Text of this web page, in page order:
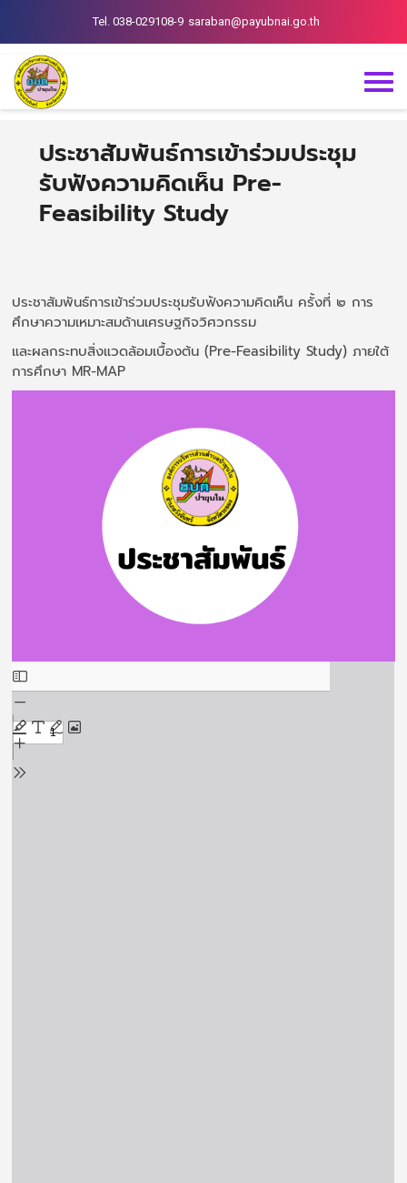
Tel. 038-029108-9 saraban@payubnai.go.th
ประชาสัมพันธ์การเข้าร่วมประชุม
รับฟังความคิดเห็น Pre-
Feasibility Study
ประชาสัมพันธ์การเข้าร่วมประชุมรับฟังความคิดเห็น ครั้งที่ ๒ การ
ศึกษาความเหมาะสมด้านเศรษฐกิจวิศวกรรม
และผลกระทบสิ่งแวดล้อมเบื้องต้น (Pre-Feasibility Study) ภายใต้
การศึกษา MR-MAP